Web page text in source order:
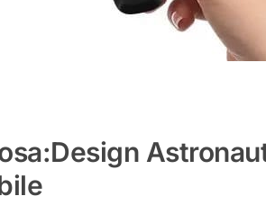
:Design